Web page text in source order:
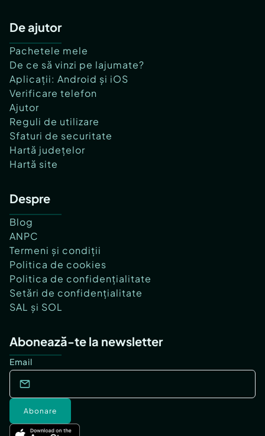
De ajutor
Pachetele mele
De ce să vinzi pe lajumate?
Aplicații: Android și iOS
Verificare telefon
Ajutor
Reguli de utilizare
Sfaturi de securitate
Hartă județelor
Hartă site
Despre
Blog
ANPC
Termeni și condiții
Politica de cookies
Politica de confidențialitate
Setări de confidențialitate
SAL și SOL
Abonează-te la newsletter
Email
Abonare